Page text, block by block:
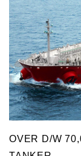
OVER D/W